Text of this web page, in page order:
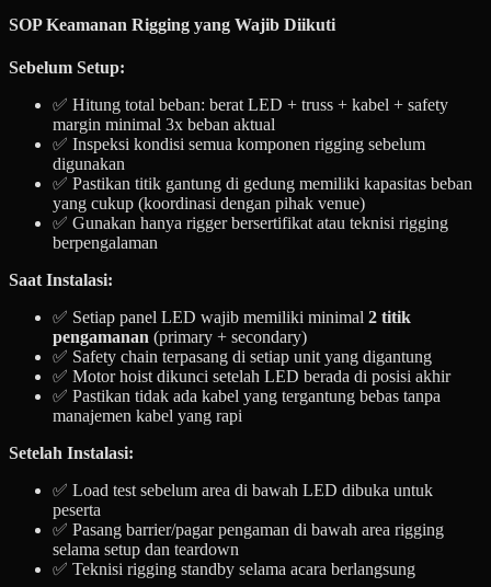
SOP Keamanan Rigging yang Wajib Diikuti
Sebelum Setup:
✅ Hitung total beban: berat LED + truss + kabel + safety
margin minimal 3x beban aktual
✅ Inspeksi kondisi semua komponen rigging sebelum
digunakan
✅ Pastikan titik gantung di gedung memiliki kapasitas beban
yang cukup (koordinasi dengan pihak venue)
✅ Gunakan hanya rigger bersertifikat atau teknisi rigging
berpengalaman
Saat Instalasi:
✅ Setiap panel LED wajib memiliki minimal 2 titik
pengamanan (primary + secondary)
✅ Safety chain terpasang di setiap unit yang digantung
✅ Motor hoist dikunci setelah LED berada di posisi akhir
✅ Pastikan tidak ada kabel yang tergantung bebas tanpa
manajemen kabel yang rapi
Setelah Instalasi:
✅ Load test sebelum area di bawah LED dibuka untuk
peserta
✅ Pasang barrier/pagar pengaman di bawah area rigging
selama setup dan teardown
✅ Teknisi rigging standby selama acara berlangsung